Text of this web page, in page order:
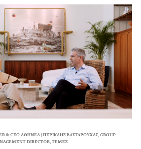
& CEO ΑΘΗΝΕΑ | ΠΕΡΙΚΛΗΣ ΒΑΣΤΑΡΟΥΧΑΣ, GROUP
DIRECTOR, ΤΕΜΕΣ